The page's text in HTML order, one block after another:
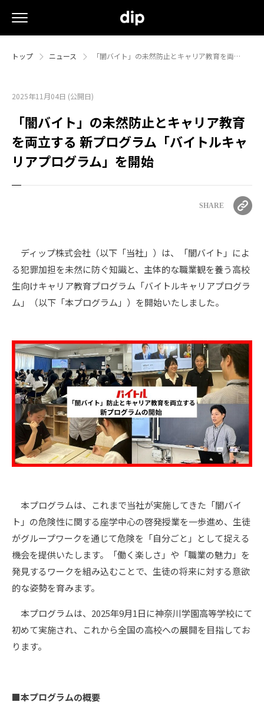
トップ ニュース 「闇バイト」の未然防止とキャリア教育を両…
2025年11月04日 (公開日)
「闇バイト」の未然防止とキャリア教育
を両立する 新プログラム「バイトルキャ
リアプログラム」を開始
SHARE
ディップ株式会社（以下「当社」）は、「闇バイト」によ
る犯罪加担を未然に防ぐ知識と、主体的な職業観を養う高校
生向けキャリア教育プログラム「バイトルキャリアプログラ
ム」（以下「本プログラム」）を開始いたしました。
本プログラムは、これまで当社が実施してきた「闇バイ
ト」の危険性に関する座学中心の啓発授業を一歩進め、生徒
がグループワークを通じて危険を「自分ごと」として捉える
機会を提供いたします。「働く楽しさ」や「職業の魅力」を
発見するワークを組み込むことで、生徒の将来に対する意欲
的な姿勢を育みます。
本プログラムは、2025年9月1日に神奈川学園高等学校にて
初めて実施され、これから全国の高校への展開を目指してお
ります。
■本プログラムの概要